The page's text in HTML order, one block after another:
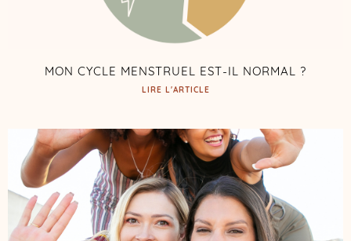
MON CYCLE MENSTRUEL EST-IL NORMAL ?
LIRE L'ARTICLE